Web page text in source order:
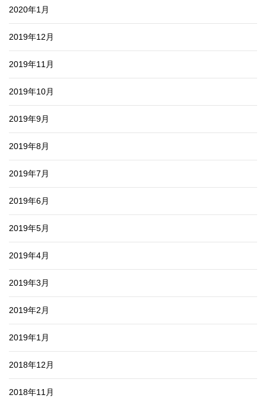
2020年1月
2019年12月
2019年11月
2019年10月
2019年9月
2019年8月
2019年7月
2019年6月
2019年5月
2019年4月
2019年3月
2019年2月
2019年1月
2018年12月
2018年11月